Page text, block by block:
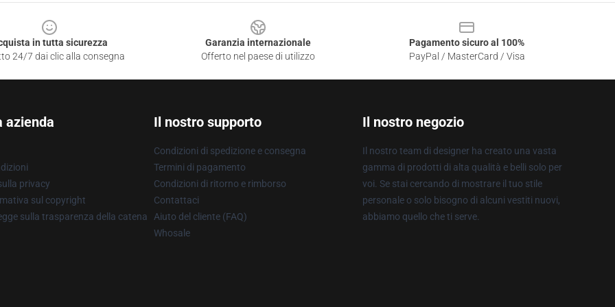
in tutta sicurezza
24/7 dai clic alla consegna
Garanzia internazionale
Offerto nel paese di utilizzo
Pagamento sicuro al 100%
PayPal / MasterCard / Visa
azienda
privacy
sul copyright
sulla trasparenza della catena
Il nostro supporto
Condizioni di spedizione e consegna
Termini di pagamento
Condizioni di ritorno e rimborso
Contattaci
Aiuto del cliente (FAQ)
Whosale
Il nostro negozio
Il nostro team di designer ha creato una vasta
gamma di prodotti di alta qualità e belli solo per
voi. Se stai cercando di mostrare il tuo stile
personale o solo bisogno di alcuni vestiti nuovi,
abbiamo quello che ti serve.